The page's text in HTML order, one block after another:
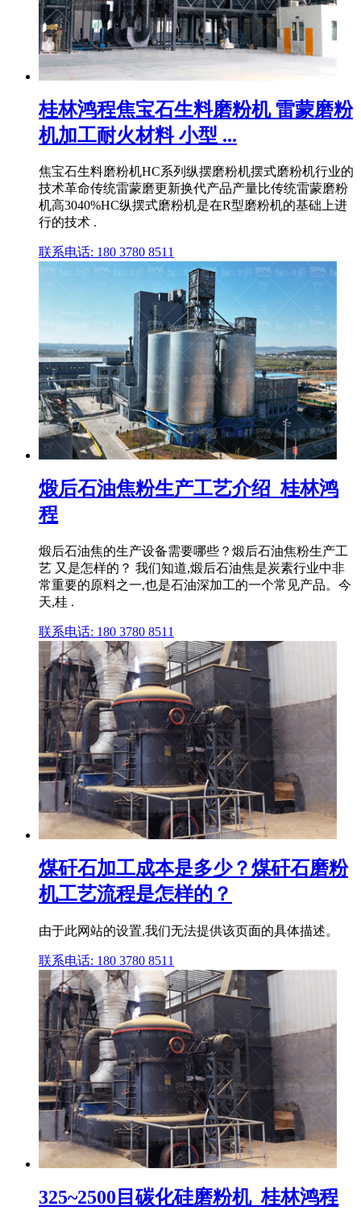
桂林鸿程焦宝石生料磨粉机 雷蒙磨粉
机加工耐火材料 小型 ...
焦宝石生料磨粉机HC系列纵摆磨粉机摆式磨粉机行业的
技术革命传统雷蒙磨更新换代产品产量比传统雷蒙磨粉
机高3040%HC纵摆式磨粉机是在R型磨粉机的基础上进
行的技术 .
联系电话: 180 3780 8511
煅后石油焦粉生产工艺介绍_桂林鸿
程
煅后石油焦的生产设备需要哪些？煅后石油焦粉生产工
艺 又是怎样的？ 我们知道,煅后石油焦是炭素行业中非
常重要的原料之一,也是石油深加工的一个常见产品。今
天,桂 .
联系电话: 180 3780 8511
煤矸石加工成本是多少？煤矸石磨粉
机工艺流程是怎样的？
由于此网站的设置,我们无法提供该页面的具体描述。
联系电话: 180 3780 8511
325~2500目碳化硅磨粉机_桂林鸿程